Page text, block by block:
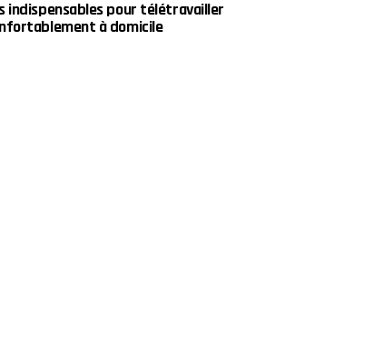
indispensables pour télétravailler
à domicile